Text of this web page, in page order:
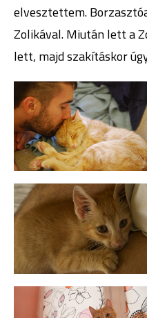
elvesztettem.
Zolikával. Miután lett a
lett, majd szakításkor